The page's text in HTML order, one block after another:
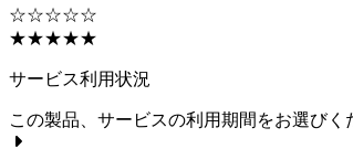
☆☆☆☆☆
★★★★★
サービス利用状況
この製品、サービスの利用期間をお選びく